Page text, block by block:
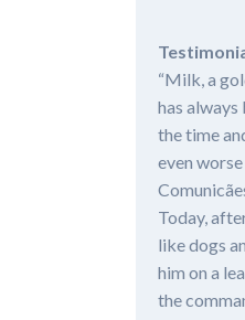
“Milk, a
has always
the time
even
Today,
like dogs
him on a
the